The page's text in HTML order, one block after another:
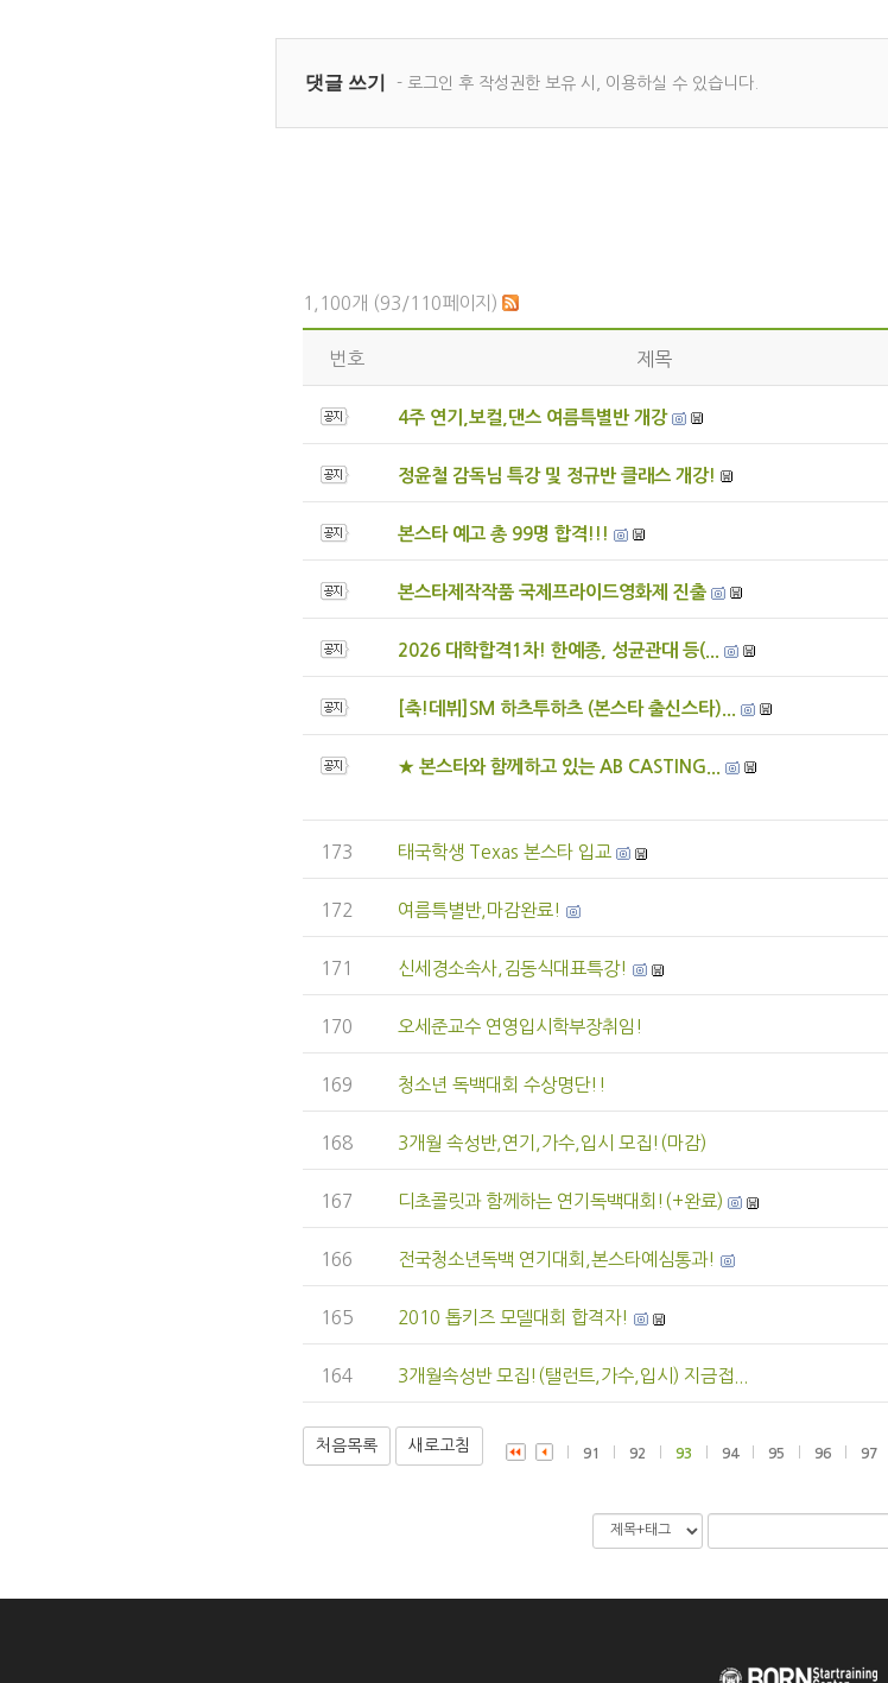
1,100개 (93/110페이지)
번호 제목
4주 연기,보컬,댄스 여름특별반 개강
정윤철 감독님 특강 및 정규반 클래스 개강!
본스타 예고 총 99명 합격!!!
본스타제작작품 국제프라이드영화제 진출
2026 대학합격1차! 한예종, 성균관대 등(...
[축!데뷔]SM 하츠투하츠 (본스타 출신스타)...
★ 본스타와 함께하고 있는 AB CASTING...
173 태국학생 Texas 본스타 입교
172 여름특별반,마감완료!
171 신세경소속사,김동식대표특강!
170 오세준교수 연영입시학부장취임!
169 청소년 독백대회 수상명단!!
168 3개월 속성반,연기,가수,입시 모집!(마감)
167 디초콜릿과 함께하는 연기독백대회!(+완료)
166 전국청소년독백 연기대회,본스타예심통과!
165 2010 톱키즈 모델대회 합격자!
164 3개월속성반 모집!(탤런트,가수,입시) 지금접...
처음목록 새로고침 91 92 93 94 95 96 97